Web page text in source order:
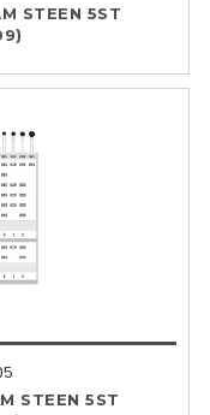
STEEN 5ST
STEEN 5ST